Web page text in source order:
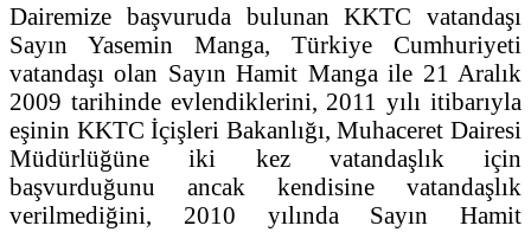
Dairemize başvuruda bulunan KKTC vatandaşı
Sayın Yasemin Manga, Türkiye Cumhuriyeti
vatandaşı olan Sayın Hamit Manga ile 21 Aralık
2009 tarihinde evlendiklerini, 2011 yılı itibarıyla
eşinin KKTC İçişleri Bakanlığı, Muhaceret Dairesi
Müdürlüğüne iki kez vatandaşlık için
başvurduğunu ancak kendisine vatandaşlık
verilmediğini, 2010 yılında Sayın Hamit